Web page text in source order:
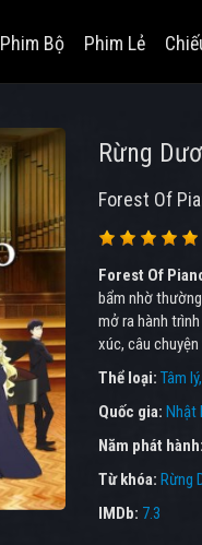
Phim Bộ Phim Lẻ
Rừng
Forest Of
Forest Of
bẩm nhờ
mở ra hành
xúc, câu
Thể loại: Tâm lý
Quốc gia: Nhật
Năm phát hành:
Từ khóa: Rừng
IMDb: 7.3